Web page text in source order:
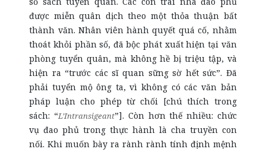
được miễn quân dịch theo một thỏa thuận bất
thành văn. Nhân viên hành quyết quá cố, nhằm
thoát khỏi phần số, đã bộc phát xuất hiện tại văn
phòng tuyển quân, mà không hề bị triệu tập, và
hiện ra “trước các sĩ quan sững sờ hết sức”. Đã
phải tuyển mộ ông ta, vì không có các văn bản
pháp luận cho phép từ chối [chú thích trong
sách: “L’Intransigeant”]. Còn hơn thế nhiều: chức
vụ đao phủ trong thực hành là cha truyền con
nối. Khi muốn bày ra rành rành tính định mệnh